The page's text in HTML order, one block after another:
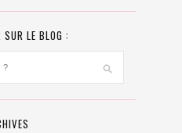
SUR LE BLOG :